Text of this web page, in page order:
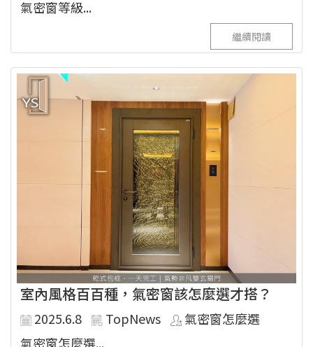
氣密窗等級...
繼續閱讀
室內風格百百種，氣密窗該怎麼選才搭？
2025.6.8 TopNews
氣密窗怎麼選
氣密窗怎麼選...